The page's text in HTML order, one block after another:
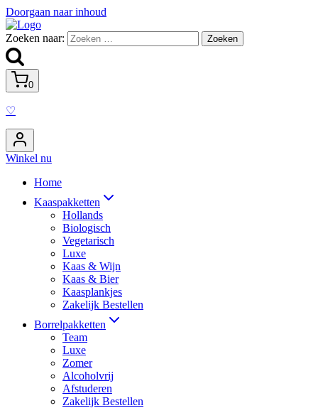
Doorgaan naar inhoud
Zoeken naar:
0
♡
Winkel nu
Home
Kaaspakketten
Hollands
Biologisch
Vegetarisch
Luxe
Kaas & Wijn
Kaas & Bier
Kaasplankjes
Zakelijk Bestellen
Borrelpakketten
Team
Luxe
Zomer
Alcoholvrij
Afstuderen
Zakelijk Bestellen